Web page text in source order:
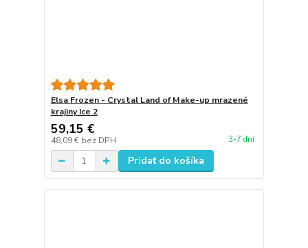
Elsa Frozen - Crystal Land of Make-up mrazené
krajiny Ice 2
59,15 €
48,09 € bez DPH 3-7 dní
Pridať do košíka